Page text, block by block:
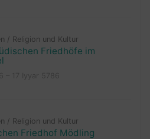
/ Religion und Kultur
Friedhöfe im
/ Religion und Kultur
Friedhof Mödling